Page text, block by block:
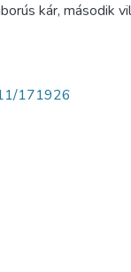
kár, második
171926